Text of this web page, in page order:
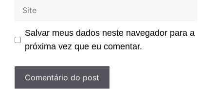
Site
Salvar meus dados neste navegador para a
próxima vez que eu comentar.